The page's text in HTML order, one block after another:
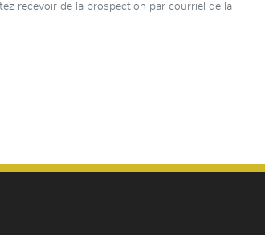
recevoir de la prospection par courriel de la